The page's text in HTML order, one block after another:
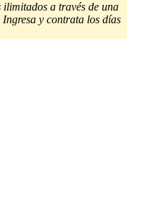
ilimitados a través de una
Ingresa y contrata los días